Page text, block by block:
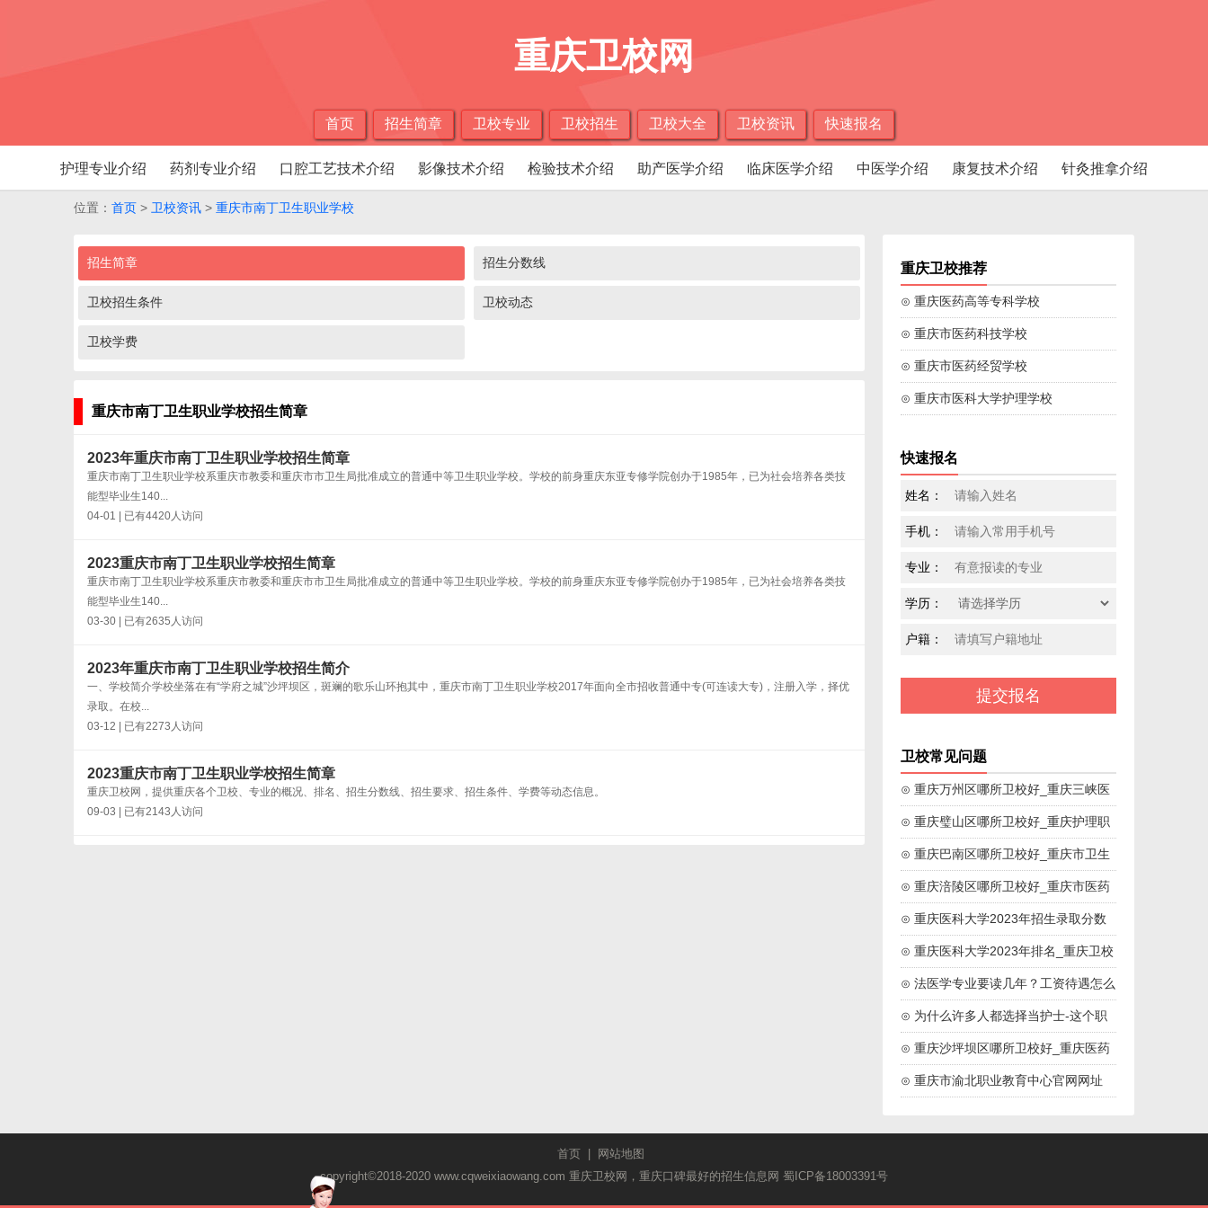
重庆卫校网
首页 招生简章 卫校专业 卫校招生 卫校大全 卫校资讯 快速报名
护理专业介绍 药剂专业介绍 口腔工艺技术介绍 影像技术介绍 检验技术介绍 助产医学介绍 临床医学介绍 中医学介绍 康复技术介绍 针灸推拿介绍
位置： 首页 > 卫校资讯 > 重庆市南丁卫生职业学校
招生简章 招生分数线
卫校招生条件 卫校动态
卫校学费
重庆市南丁卫生职业学校招生简章
2023年重庆市南丁卫生职业学校招生简章
重庆市南丁卫生职业学校系重庆市教委和重庆市市卫生局批准成立的普通中等卫生职业学校。学校的前身重庆东亚专修学院创办于1985年，已为社会培养各类技
能型毕业生140...
04-01 | 已有4420人访问
2023重庆市南丁卫生职业学校招生简章
重庆市南丁卫生职业学校系重庆市教委和重庆市市卫生局批准成立的普通中等卫生职业学校。学校的前身重庆东亚专修学院创办于1985年，已为社会培养各类技
能型毕业生140...
03-30 | 已有2635人访问
2023年重庆市南丁卫生职业学校招生简介
一、学校简介学校坐落在有“学府之城”沙坪坝区，斑斓的歌乐山环抱其中，重庆市南丁卫生职业学校2017年面向全市招收普通中专(可连读大专)，注册入学，择优
录取。在校...
03-12 | 已有2273人访问
2023重庆市南丁卫生职业学校招生简章
重庆卫校网，提供重庆各个卫校、专业的概况、排名、招生分数线、招生要求、招生条件、学费等动态信息。
09-03 | 已有2143人访问
重庆卫校推荐
⊙ 重庆医药高等专科学校
⊙ 重庆市医药科技学校
⊙ 重庆市医药经贸学校
⊙ 重庆市医科大学护理学校
快速报名
姓名：
手机：
专业：
学历：
户籍：
卫校常见问题
⊙ 重庆万州区哪所卫校好_重庆三峡医
药高等专科院校
⊙ 重庆璧山区哪所卫校好_重庆护理职
业学院
⊙ 重庆巴南区哪所卫校好_重庆市卫生
技工学校
⊙ 重庆涪陵区哪所卫校好_重庆市医药
卫生学校
⊙ 重庆医科大学2023年招生录取分数
线
⊙ 重庆医科大学2023年排名_重庆卫校
排名
⊙ 法医学专业要读几年？工资待遇怎么
样？
⊙ 为什么许多人都选择当护士-这个职
业好吗
⊙ 重庆沙坪坝区哪所卫校好_重庆医药
高等专科学校
⊙ 重庆市渝北职业教育中心官网网址
首页|
网站地图
copyright©2018-2020 www.cqweixiaowang.com 重庆卫校网，重庆口碑最好的招生信息网 蜀ICP备18003391号